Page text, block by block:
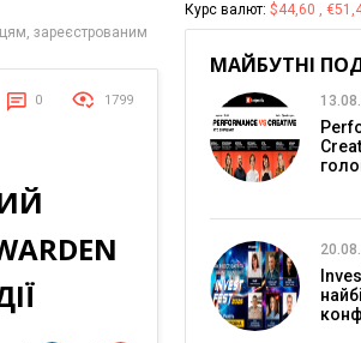
зареєстрованим
0 1799
Курс валют: $44,60 ,
МАЙБУТНІ